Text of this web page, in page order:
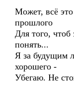
Может, всё
прошлого
Для того,
понять...
Я за будущим
хорошего -
Убегаю. Не